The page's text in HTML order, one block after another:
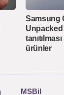
Samsung
ürünler
MSBil